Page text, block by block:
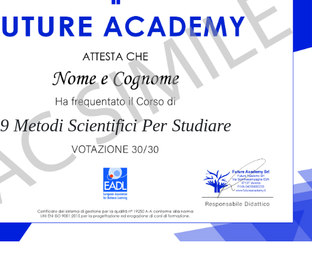
9 Metodi Scientifici Per Studiare